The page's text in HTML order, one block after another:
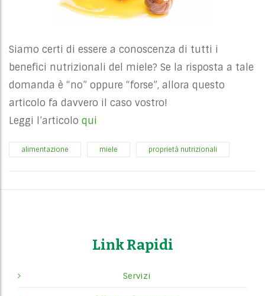
Siamo certi di essere a conoscenza di tutti i
benefici nutrizionali del miele? Se la risposta a tale
domanda è “no” oppure “forse”, allora questo
articolo fa davvero il caso vostro!
Leggi l’articolo qui
alimentazione miele proprietà nutrizionali
Link Rapidi
Servizi